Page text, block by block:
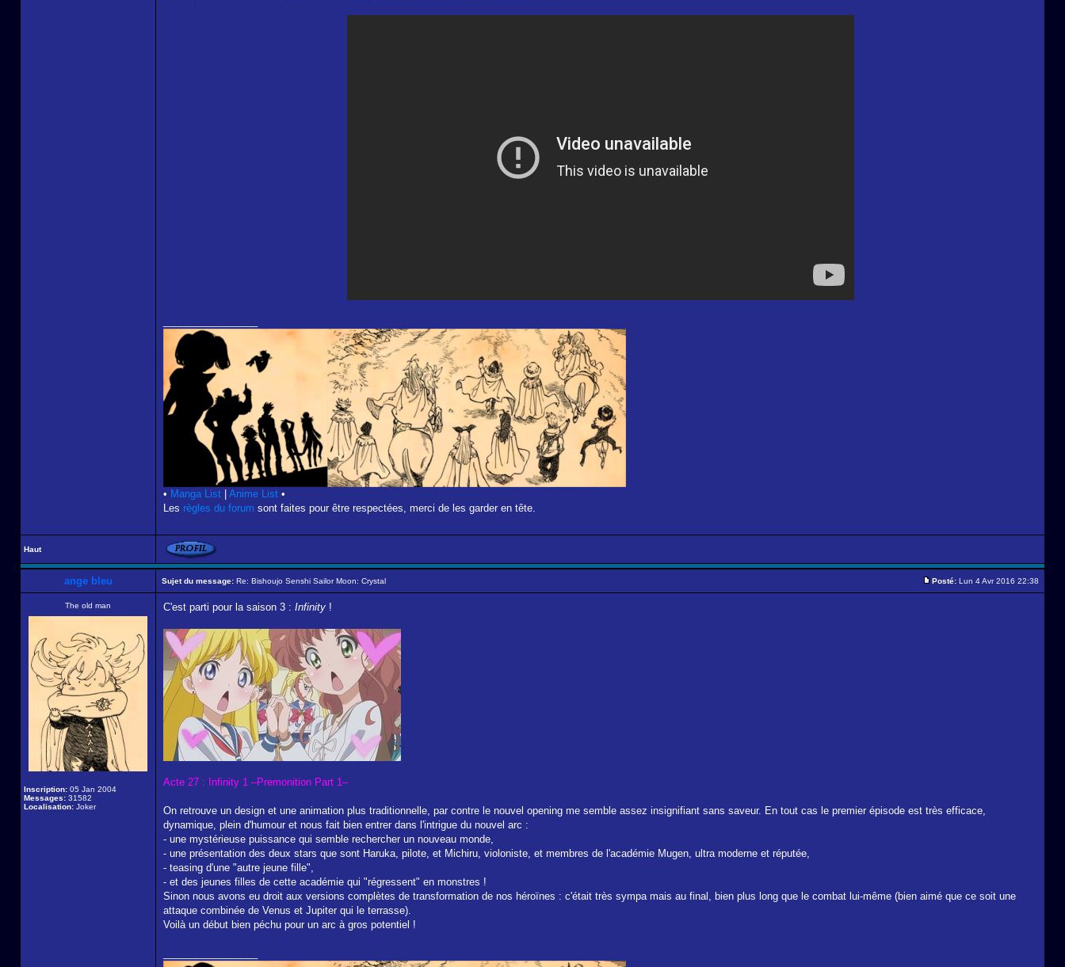
• Manga List Anime List •
Les règles du forum sont faites pour être respectées, merci de les garder en tête.
Haut
ange bleu Sujet du message: Re: Bishoujo Senshi Sailor Moon: Crystal Posté: Lun 4 Avr 2016 22:38
The old man
Inscription: 05 Jan 2004
Messages: 31582
Localisation: Joker
C'est parti pour la saison 3 : Infinity !
Acte 27 : Infinity 1 –Premonition Part 1–
On retrouve un design et une animation plus traditionnelle, par contre le nouvel opening me semble assez insignifiant sans saveur. En tout cas le premier épisode est très efficace,
dynamique, plein d'humour et nous fait bien entrer dans l'intrigue du nouvel arc :
- une mystérieuse puissance qui semble rechercher un nouveau monde,
- une présentation des deux stars que sont Haruka, pilote, et Michiru, violoniste, et membres de l'académie Mugen, ultra moderne et réputée,
- teasing d'une "autre jeune fille",
- et des jeunes filles de cette académie qui "régressent" en monstres !
Sinon nous avons eu droit aux versions complètes de transformation de nos héroïnes : c'était très sympa mais au final, bien plus long que le combat lui-même (bien aimé que ce soit une
attaque combinée de Venus et Jupiter qui le terrasse).
Voilà un début bien péchu pour un arc à gros potentiel !